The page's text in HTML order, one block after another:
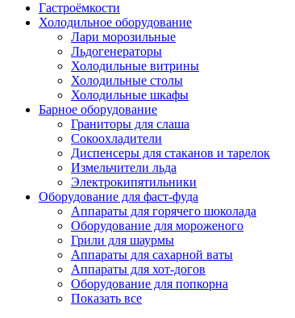
Гастроёмкости
Холодильное оборудование
Лари морозильные
Льдогенераторы
Холодильные витрины
Холодильные столы
Холодильные шкафы
Барное оборудование
Граниторы для слаша
Сокоохладители
Диспенсеры для стаканов и тарелок
Измельчители льда
Электрокипятильники
Оборудование для фаст-фуда
Аппараты для горячего шоколада
Оборудование для мороженого
Грили для шаурмы
Аппараты для сахарной ваты
Аппараты для хот-догов
Оборудование для попкорна
Показать все